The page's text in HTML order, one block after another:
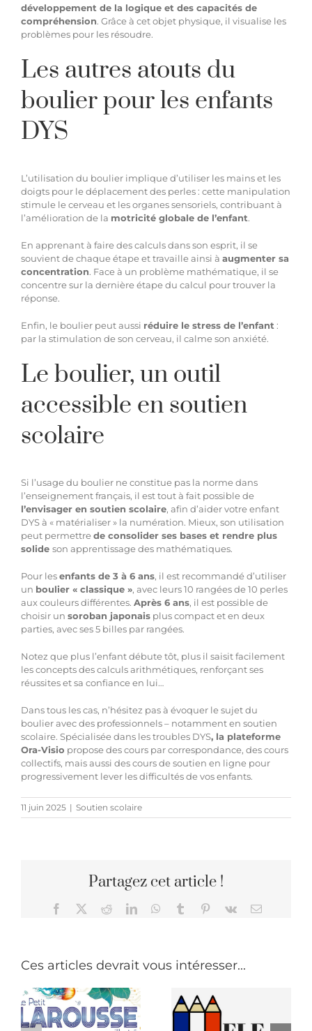
développement de la logique et des capacités de
compréhension. Grâce à cet objet physique, il visualise les
problèmes pour les résoudre.
Les autres atouts du
boulier pour les enfants
DYS
L’utilisation du boulier implique d’utiliser les mains et les
doigts pour le déplacement des perles : cette manipulation
stimule le cerveau et les organes sensoriels, contribuant à
l’amélioration de la motricité globale de l’enfant.
En apprenant à faire des calculs dans son esprit, il se
souvient de chaque étape et travaille ainsi à augmenter sa
concentration. Face à un problème mathématique, il se
concentre sur la dernière étape du calcul pour trouver la
réponse.
Enfin, le boulier peut aussi réduire le stress de l’enfant :
par la stimulation de son cerveau, il calme son anxiété.
Le boulier, un outil
accessible en soutien
scolaire
Si l’usage du boulier ne constitue pas la norme dans
l’enseignement français, il est tout à fait possible de
l’envisager en soutien scolaire, afin d’aider votre enfant
DYS à « matérialiser » la numération. Mieux, son utilisation
peut permettrede consolider ses bases et rendre plus
solide son apprentissage des mathématiques.
Pour lesenfants de 3 à 6 ans, il est recommandé d’utiliser
un boulier « classique », avec leurs 10 rangées de 10 perles
aux couleurs différentes. Après 6 ans, il est possible de
choisir un soroban japonais plus compact et en deux
parties, avec ses 5 billes par rangées.
Notez que plus l’enfant débute tôt, plus il saisit facilement
les concepts des calculs arithmétiques, renforçant ses
réussites et sa confiance en lui…
Dans tous les cas, n’hésitez pas à évoquer le sujet du
boulier avec des professionnels – notamment en soutien
scolaire. Spécialisée dans les troubles DYS, la plateforme
Ora-Visio propose des cours par correspondance, des cours
collectifs, mais aussi des cours de soutien en ligne pour
progressivement lever les difficultés de vos enfants.
11 juin 2025 | Soutien scolaire
Partagez cet article !
Facebook RedditLinkedInWhatsApp
Tumblr Pinterest
Vk Email
Ces articles devrait vous intéresser...
Parlez-vous
FLE ?